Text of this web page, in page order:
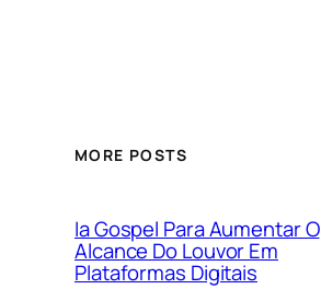
MORE POSTS
Ia Gospel Para Aumentar O
Alcance Do Louvor Em
Plataformas Digitais